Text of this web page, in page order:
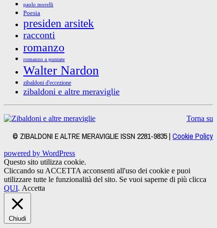
paolo morelli
Poesia
presiden arsitek
racconti
romanzo
romanzo a puntate
Walter Nardon
zibaldoni d'eccezione
zibaldoni e altre meraviglie
Torna su
© ZIBALDONI E ALTRE MERAVIGLIE ISSN 2281-9835 | Cookie Policy
powered by WordPress
Questo sito utilizza cookie.
Cliccando su ACCETTA acconsenti all'uso dei cookie e puoi
utilizzare tutte le funzionalità del sito. Se vuoi saperne di più clicca
QUI. Accetta
Chiudi